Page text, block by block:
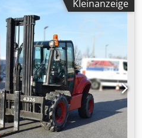
(L x B x H):
ES Wenden Sie sich an
Informationen zu erhalten.
Baujahr: 2014 Produktart:
5,48 m Hublast: 4.900 kg
Diesel
Zinken): LxB 3,37 x 2,00 m
8.350 kg Besonderheiten:
Seitenschieber: 0,20 m,
Exo Adrjrf Standort:
Kleinanzeige